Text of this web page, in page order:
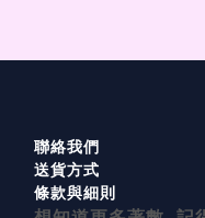
聯絡我們
送貨方式
條款與細則